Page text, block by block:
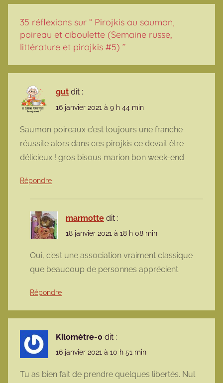
35 réflexions sur “ Pirojkis au saumon,
poireau et ciboulette (Semaine russe,
littérature et pirojkis #5) ”
gut dit :
16 janvier 2021 à 9 h 44 min
Saumon poireaux c’est toujours une franche
réussite alors dans ces pirojkis ce devait être
délicieux ! gros bisous marion bon week-end
Répondre
marmotte dit :
18 janvier 2021 à 18 h 08 min
Oui, c’est une association vraiment classique
que beaucoup de personnes apprécient.
Répondre
Kilomètre-0 dit :
16 janvier 2021 à 10 h 51 min
Tu as bien fait de prendre quelques libertés. Nul